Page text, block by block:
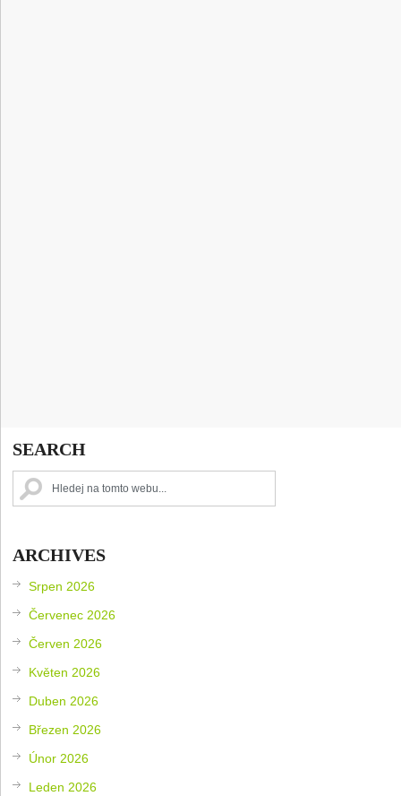
SEARCH
ARCHIVES
Srpen 2026
Červenec 2026
Červen 2026
Květen 2026
Duben 2026
Březen 2026
Únor 2026
Leden 2026